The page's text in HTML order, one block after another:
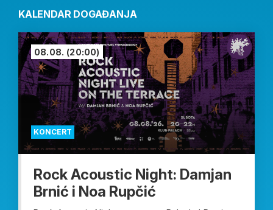
KALENDAR DOGAĐANJA
KONCERT
08.08. (20:00)
Rock Acoustic Night: Damjan
Brnić i Noa Rupčić